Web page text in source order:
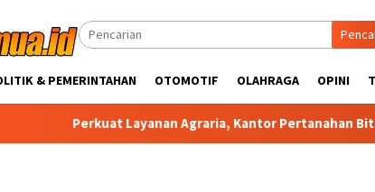
& PEMERINTAHAN OTOMOTIF OLAHRAGA OPINI
Layanan Agraria, Kantor Pertanahan Bitung Lantik